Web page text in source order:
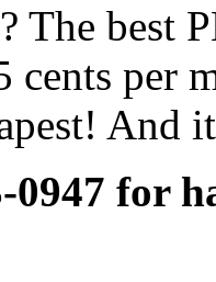
The best
per
And
0947 for